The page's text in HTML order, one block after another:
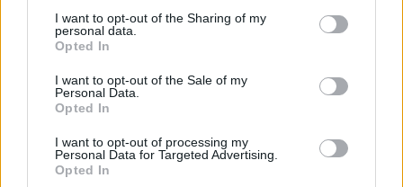
not limited to your visit or usage behaviour. You may click to
grant or deny consent to Google and its third-party tags to
use your data for below specified purposes in below Google
consent section.
I want to opt-out of the Sharing of my
personal data.
Opted In
I want to opt-out of the Sale of my
Personal Data.
Opted In
I want to opt-out of processing my
Personal Data for Targeted Advertising.
Opted In
2000 /2000
Όροι Χρήσης. Το site προστατεύεται από reCAPTCHA, ισχύουν
Πολιτική Απορρήτου